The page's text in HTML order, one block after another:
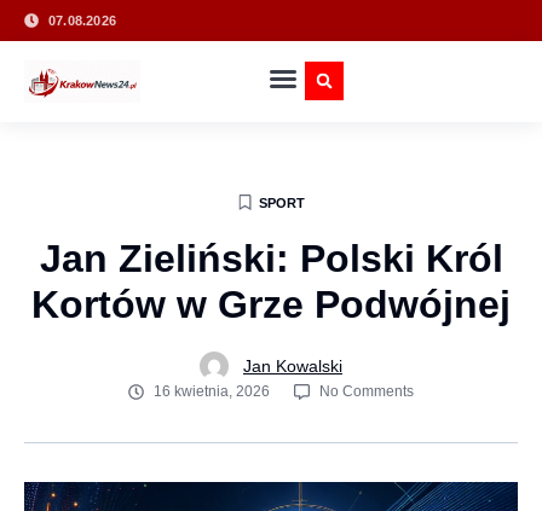
07.08.2026
SPORT
Jan Zieliński: Polski Król
Kortów w Grze Podwójnej
Jan Kowalski
16 kwietnia, 2026 No Comments